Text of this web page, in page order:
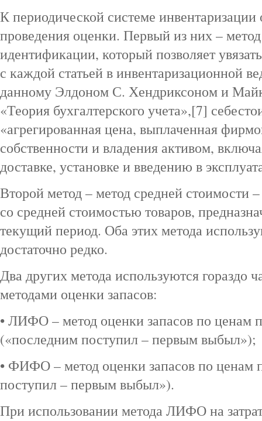
К периодической системе инвентаризации
проведения оценки. Первый из них –
идентификации, который позволяет
с каждой статьей в инвентаризационной
данному Элдоном С. Хендриксоном и
«Теория бухгалтерского учета»,[7]
«агрегированная цена, выплаченная
собственности и владения активом,
доставке, установке и введению в
Второй метод – метод средней стоимости
со средней стоимостью товаров,
текущий период. Оба этих метода
достаточно редко.
Два других метода используются гораздо
методами оценки запасов:
• ЛИФО – метод оценки запасов по ценам
(«последним поступил – первым выбыл»);
• ФИФО – метод оценки запасов по ценам
поступил – первым выбыл»).
При использовании метода ЛИФО на